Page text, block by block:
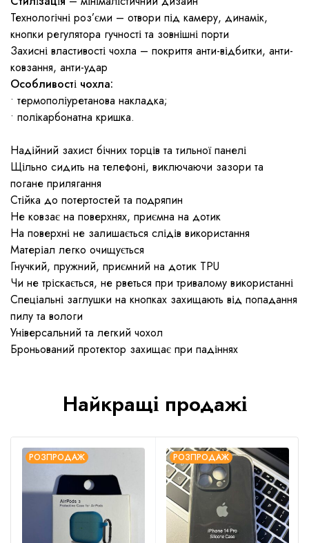
Технологічні роз’єми – отвори під камеру, динамік,
кнопки регулятора гучності та зовнішні порти
Захисні властивості чохла – покриття анти-відбитки, анти-
ковзання, анти-удар
Особливості чохла:
• термополіуретанова накладка;
• полікарбонатна кришка.
Надійний захист бічних торців та тильної панелі
Щільно сидить на телефоні, виключаючи зазори та
погане прилягання
Стійка до потертостей та подряпин
Не ковзає на поверхнях, приємна на дотик
На поверхні не залишається слідів використання
Матеріал легко очищується
Гнучкий, пружний, приємний на дотик TPU
Чи не тріскається, не рветься при тривалому використанні
Спеціальні заглушки на кнопках захищають від попадання
пилу та вологи
Універсальний та легкий чохол
Броньований протектор захищає при падіннях
Найкращі продажі
РОЗПРОДАЖ РОЗПРОДАЖ